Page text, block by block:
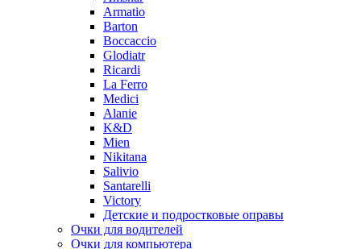
Armatio
Barton
Boccaccio
Glodiatr
Ricardi
La Ferro
Medici
Alanie
K&D
Mien
Nikitana
Salivio
Santarelli
Victory
Детские и подростковые оправы
Очки для водителей
Очки для компьютера